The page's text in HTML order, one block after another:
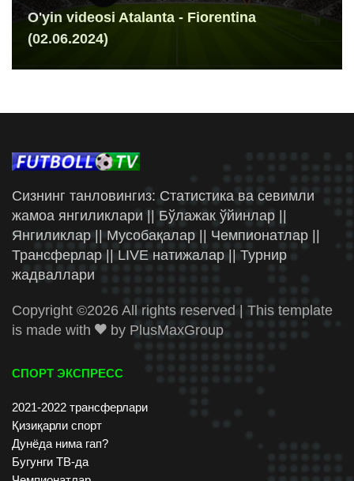
O'yin videosi Atalanta - Fiorentina
(02.06.2024)
Сизнинг танловингиз: Статистика ва севимли
жамоа янгиликлари || Бўлажак ўйинлар ||
Янгиликлар || Мусобақалар || Чемпионатлар ||
Трансферлар || LIVE натижалар || Турнир
жадваллари
Copyright ©2026 All rights reserved | This template
is made with
by PlusMaxGroup
СПОРТ ЭКСПРЕСС
2021-2022 трансферлари
Қизиқарли спорт
Дунёда нима гап?
Бугунги ТВ-да